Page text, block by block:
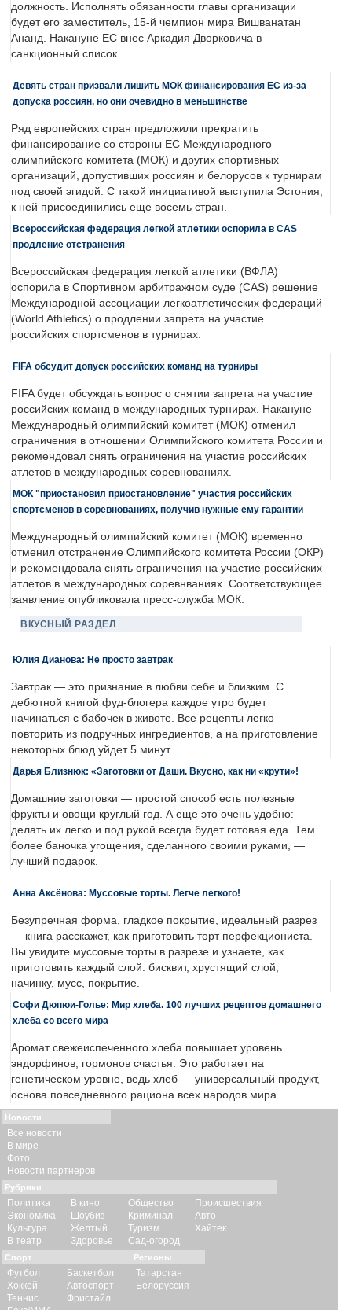
должность. Исполнять обязанности главы организации
будет его заместитель, 15-й чемпион мира Вишванатан
Ананд. Накануне ЕС внес Аркадия Дворковича в
санкционный список.
Девять стран призвали лишить МОК финансирования ЕС из-за
допуска россиян, но они очевидно в меньшинстве
Ряд европейских стран предложили прекратить
финансирование со стороны ЕС Международного
олимпийского комитета (МОК) и других спортивных
организаций, допустивших россиян и белорусов к турнирам
под своей эгидой. С такой инициативой выступила Эстония,
к ней присоединились еще восемь стран.
Всероссийская федерация легкой атлетики оспорила в CAS
продление отстранения
Всероссийская федерация легкой атлетики (ВФЛА)
оспорила в Спортивном арбитражном суде (CAS) решение
Международной ассоциации легкоатлетических федераций
(World Athletics) о продлении запрета на участие
российских спортсменов в турнирах.
FIFA обсудит допуск российских команд на турниры
FIFA будет обсуждать вопрос о снятии запрета на участие
российских команд в международных турнирах. Накануне
Международный олимпийский комитет (МОК) отменил
ограничения в отношении Олимпийского комитета России и
рекомендовал снять ограничения на участие российских
атлетов в международных соревнованиях.
МОК "приостановил приостановление" участия российских
спортсменов в соревнованиях, получив нужные ему гарантии
Международный олимпийский комитет (МОК) временно
отменил отстранение Олимпийского комитета России (ОКР)
и рекомендовала снять ограничения на участие российских
атлетов в международных соревнваниях. Соответствующее
заявление опубликовала пресс-служба МОК.
ВКУСНЫЙ РАЗДЕЛ
Юлия Дианова: Не просто завтрак
Завтрак — это признание в любви себе и близким. С
дебютной книгой фуд-блогера каждое утро будет
начинаться с бабочек в животе. Все рецепты легко
повторить из подручных ингредиентов, а на приготовление
некоторых блюд уйдет 5 минут.
Дарья Близнюк: «Заготовки от Даши. Вкусно, как ни «крути»!
Домашние заготовки — простой способ есть полезные
фрукты и овощи круглый год. А еще это очень удобно:
делать их легко и под рукой всегда будет готовая еда. Тем
более баночка угощения, сделанного своими руками, —
лучший подарок.
Анна Аксёнова: Муссовые торты. Легче легкого!
Безупречная форма, гладкое покрытие, идеальный разрез
— книга расскажет, как приготовить торт перфекциониста.
Вы увидите муссовые торты в разрезе и узнаете, как
приготовить каждый слой: бисквит, хрустящий слой,
начинку, мусс, покрытие.
Софи Дюпюи-Голье: Мир хлеба. 100 лучших рецептов домашнего
хлеба со всего мира
Аромат свежеиспеченного хлеба повышает уровень
эндорфинов, гормонов счастья. Это работает на
генетическом уровне, ведь хлеб — универсальный продукт,
основа повседневного рациона всех народов мира.
Новости
Все новости
В мире
Фото
Новости партнеров
Рубрики
Политика
Экономика
Культура
В театр
В кино
Шоубиз
Желтый
Здоровье
Общество
Криминал
Туризм
Сад-огород
Происшествия
Авто
Хайтек
Спорт
Футбол
Хоккей
Теннис
Баскетбол
Автоспорт
Фристайл
Регионы
Татарстан
Белоруссия